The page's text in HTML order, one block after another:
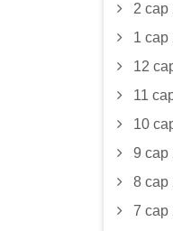
2 сар
1 сар
12
11
10
9 сар
8 сар
7 сар